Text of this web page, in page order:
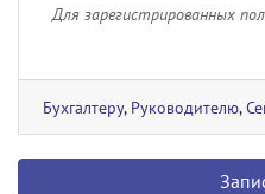
Для зарегистрированных
Бухгалтеру, Руководителю,